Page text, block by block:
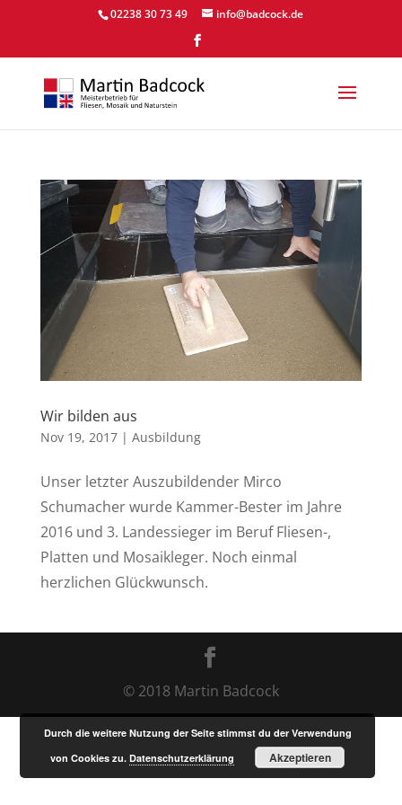
02238 30 73 49 info@badcock.de
Wir bilden aus
Nov 19, 2017| Ausbildung
Unser letzter Auszubildender Mirco
Schumacher wurde Kammer-Bester im Jahre
2016 und 3. Landessieger im Beruf Fliesen-,
Platten und Mosaikleger. Noch einmal
herzlichen Glückwunsch.
© 2018 Martin Badcock
Durch die weitere Nutzung der Seite stimmst du der Verwendung
von Cookies zu.Datenschutzerklärung Akzeptieren